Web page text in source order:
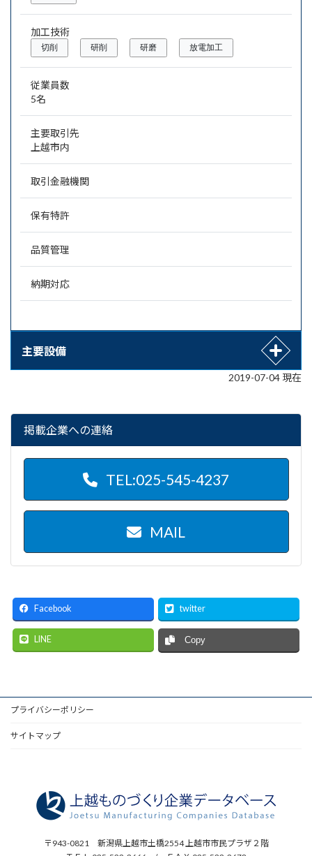
加工技術
切削 研削 研磨 放電加工
従業員数
5名
主要取引先
上越市内
取引金融機関
保有特許
品質管理
納期対応
主要設備
2019-07-04 現在
掲載企業への連絡
TEL:025-545-4237
MAIL
Facebook twitter
LINE Copy
プライバシーポリシー
サイトマップ
〒943-0821 新潟県上越市土橋2554 上越市市民プラザ２階